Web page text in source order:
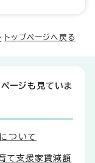
トップページへ戻る
ージも見ていま
ついて
て支援家賃減額